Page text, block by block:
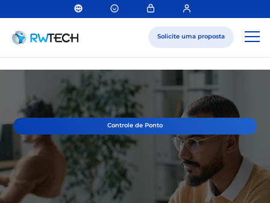
Solicite uma proposta
Controle de Ponto